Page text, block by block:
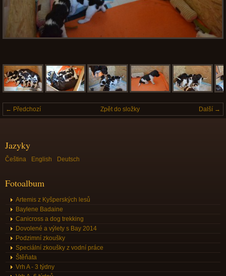
← Předchozí Další →
Zpět do složky
Jazyky
Čeština English Deutsch
Fotoalbum
Artemis z Kyšperských lesů
Baylene Badaine
Canicross a dog trekking
Dovolené a výlety s Bay 2014
Podzimní zkoušky
Speciální zkoušky z vodní práce
Štěňata
Vrh A - 3 týdny